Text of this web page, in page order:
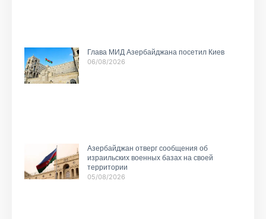
Глава МИД Азербайджана посетил Киев
06/08/2026
Азербайджан отверг сообщения об
израильских военных базах на своей
территории
05/08/2026